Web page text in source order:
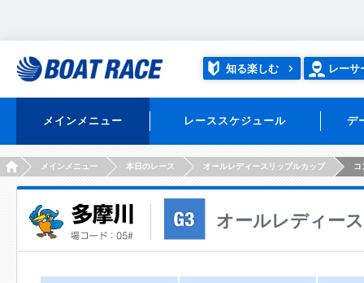
知る楽しむ レーサ
メインメニュー レーススケジュール デ
HOMEメインメニュー 本日のレース オールレディースリップルカップ コ
オールレディー